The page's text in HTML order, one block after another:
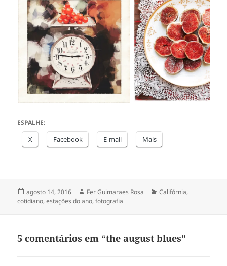
ESPALHE:
X Facebook E-mail Mais
Publicado
em
agosto 14, 2016 Autor
Fer Guimaraes Rosa Categorias
Califórnia,
cotidiano,estações do ano,fotografia
5 comentários em “the august blues”